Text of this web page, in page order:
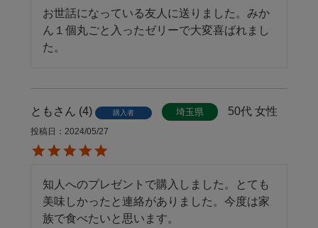
お世話になっている友人に送りました。みか
ん１個丸ごと入ったゼリーで大変喜ばれまし
た。
とも 4 購入者 埼玉県 50代 女性
投稿日 2024/05/27
知人へのプレゼントで購入しました。とても
美味しかったと連絡がありました。今度は家
族で食べたいと思います。